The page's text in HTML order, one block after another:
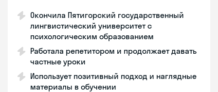
Окончила Пятигорский государственный
лингвистический университет с
психологическим образованием
Работала репетитором и продолжает давать
частные уроки
Использует позитивный подход и наглядные
материалы в обучении